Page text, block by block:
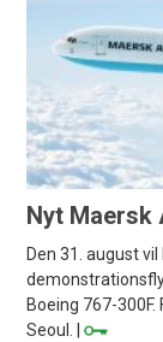
Nyt Maersk
Den 31. august
Boeing 767-
Seoul. |